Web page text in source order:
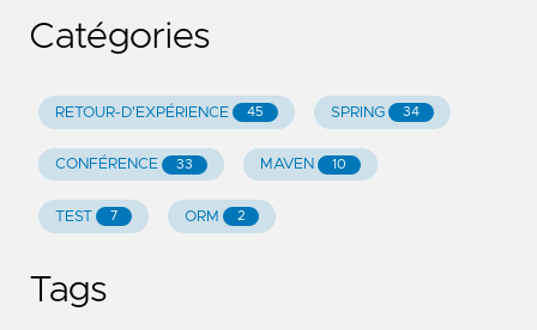
Catégories
RETOUR-D'EXPÉRIENCE 45 SPRING 34
CONFÉRENCE 33 MAVEN 10
TEST 7 ORM 2
Tags